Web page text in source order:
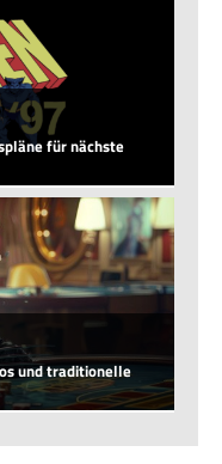
für nächste
und traditionelle